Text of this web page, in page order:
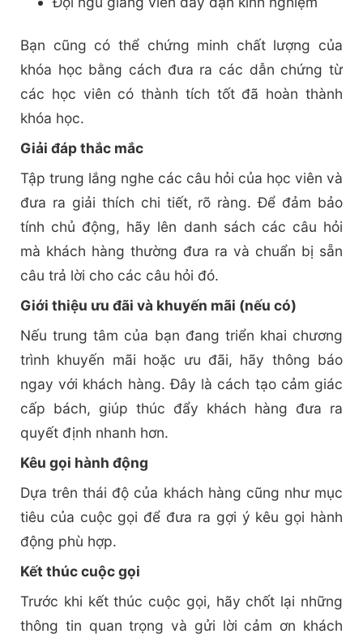
Bạn cũng có thể chứng minh chất lượng của
khóa học bằng cách đưa ra các dẫn chứng từ
các học viên có thành tích tốt đã hoàn thành
khóa học.
Giải đáp thắc mắc
Tập trung lắng nghe các câu hỏi của học viên và
đưa ra giải thích chi tiết, rõ ràng. Để đảm bảo
tính chủ động, hãy lên danh sách các câu hỏi
mà khách hàng thường đưa ra và chuẩn bị sẵn
câu trả lời cho các câu hỏi đó.
Giới thiệu ưu đãi và khuyến mãi (nếu có)
Nếu trung tâm của bạn đang triển khai chương
trình khuyến mãi hoặc ưu đãi, hãy thông báo
ngay với khách hàng. Đây là cách tạo cảm giác
cấp bách, giúp thúc đẩy khách hàng đưa ra
quyết định nhanh hơn.
Kêu gọi hành động
Dựa trên thái độ của khách hàng cũng như mục
tiêu của cuộc gọi để đưa ra gợi ý kêu gọi hành
động phù hợp.
Kết thúc cuộc gọi
Trước khi kết thúc cuộc gọi, hãy chốt lại những
thông tin quan trọng và gửi lời cảm ơn khách